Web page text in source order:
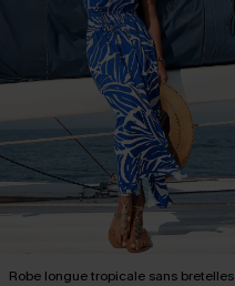
Robe longue tropicale sans bretelles